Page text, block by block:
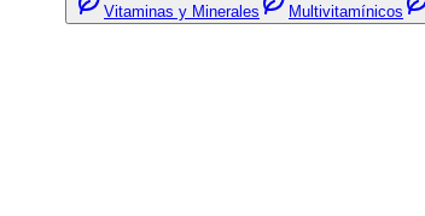
Vitaminas y Minerales Multivitamínicos